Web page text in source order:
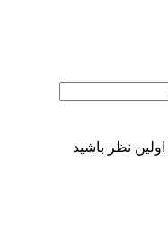
نظر باشید